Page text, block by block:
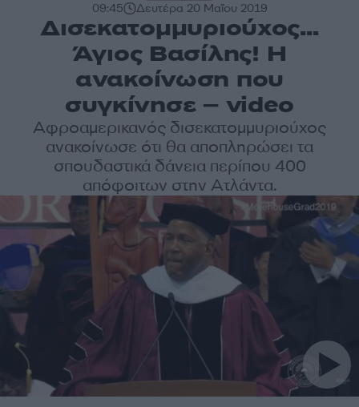
09:45 Δευτέρα 20 Μαΐου 2019
Δισεκατομμυριούχος…
Άγιος Βασίλης! Η
ανακοίνωση που
συγκίνησε – video
Αφροαμερικανός δισεκατομμυριούχος
ανακοίνωσε ότι θα αποπληρώσει τα
σπουδαστικά δάνεια περίπου 400
απόφοιτων στην Ατλάντα.